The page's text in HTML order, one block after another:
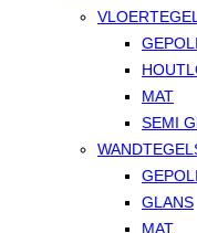
MAT
SEMI
GLANS
MAT